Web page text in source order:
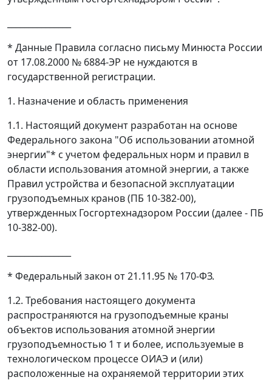
* Данные Правила согласно письму Минюста России
от 17.08.2000 № 6884-ЭР не нуждаются в
государственной регистрации.
1. Назначение и область применения
1.1. Настоящий документ разработан на основе
Федерального закона "Об использовании атомной
энергии"* с учетом федеральных норм и правил в
области использования атомной энергии, а также
Правил устройства и безопасной эксплуатации
грузоподъемных кранов (ПБ 10-382-00),
утвержденных Госгортехнадзором России (далее - ПБ
10-382-00).
* Федеральный закон от 21.11.95 № 170-ФЗ.
1.2. Требования настоящего документа
распространяются на грузоподъемные краны
объектов использования атомной энергии
грузоподъемностью 1 т и более, используемые в
технологическом процессе ОИАЭ и (или)
расположенные на охраняемой территории этих